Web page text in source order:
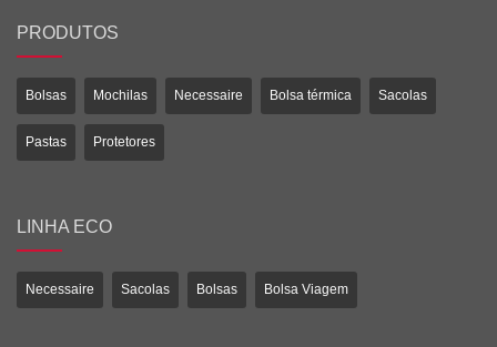
PRODUTOS
Bolsas Mochilas Necessaire Bolsa térmica Sacolas
Pastas Protetores
LINHA ECO
Necessaire Sacolas Bolsas Bolsa Viagem